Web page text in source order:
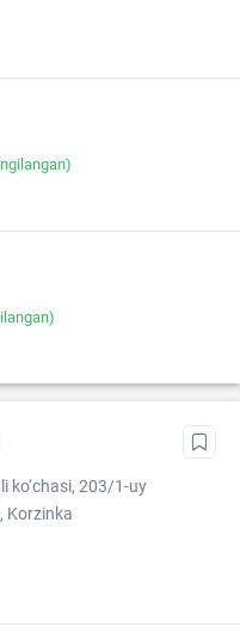
ko‘chasi, 203/1-uy
Korzinka